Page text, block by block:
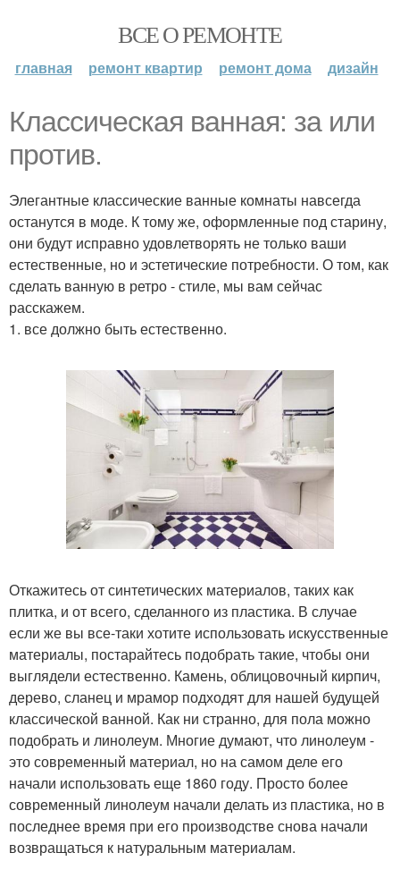
ВСЕ О РЕМОНТЕ
главная ремонт квартир ремонт дома дизайн
Классическая ванная: за или
против.
Элегантные классические ванные комнаты навсегда
останутся в моде. К тому же, оформленные под старину,
они будут исправно удовлетворять не только ваши
естественные, но и эстетические потребности. О том, как
сделать ванную в ретро - стиле, мы вам сейчас
расскажем.
1. все должно быть естественно.
Откажитесь от синтетических материалов, таких как
плитка, и от всего, сделанного из пластика. В случае
если же вы все-таки хотите использовать искусственные
материалы, постарайтесь подобрать такие, чтобы они
выглядели естественно. Камень, облицовочный кирпич,
дерево, сланец и мрамор подходят для нашей будущей
классической ванной. Как ни странно, для пола можно
подобрать и линолеум. Многие думают, что линолеум -
это современный материал, но на самом деле его
начали использовать еще 1860 году. Просто более
современный линолеум начали делать из пластика, но в
последнее время при его производстве снова начали
возвращаться к натуральным материалам.